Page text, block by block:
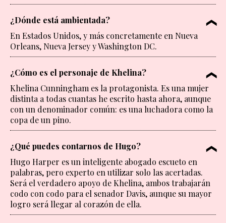
¿Dónde está ambientada?
En Estados Unidos, y más concretamente en Nueva
Orleans, Nueva Jersey y Washington DC.
¿Cómo es el personaje de Khelina?
Khelina Cunningham es la protagonista. Es una mujer
distinta a todas cuantas he escrito hasta ahora, aunque
con un denominador común: es una luchadora como la
copa de un pino.
¿Qué puedes contarnos de Hugo?
Hugo Harper es un inteligente abogado escueto en
palabras, pero experto en utilizar solo las acertadas.
Será el verdadero apoyo de Khelina, ambos trabajarán
codo con codo para el senador Davis, aunque su mayor
logro será llegar al corazón de ella.